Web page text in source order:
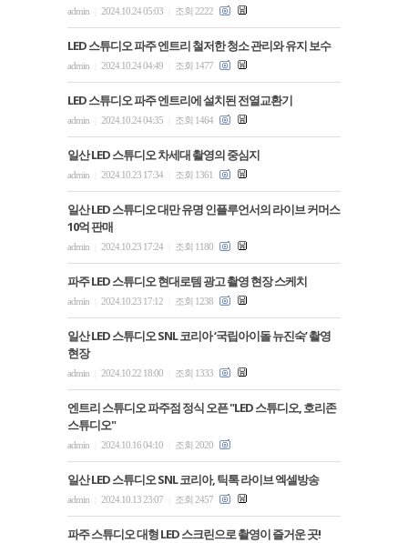
admin 2024.10.24 05:03 조회 2222
LED 스튜디오 파주 엔트리 철저한 청소 관리와 유지 보수
admin 2024.10.24 04:49 조회 1477
LED 스튜디오 파주 엔트리에 설치된 전열교환기
admin 2024.10.24 04:35 조회 1464
일산 LED 스튜디오 차세대 촬영의 중심지
admin 2024.10.23 17:34 조회 1361
일산 LED 스튜디오 대만 유명 인플루언서의 라이브 커머스
10억 판매
admin 2024.10.23 17:24 조회 1180
파주 LED 스튜디오 현대로템 광고 촬영 현장 스케치
admin 2024.10.23 17:12 조회 1238
일산 LED 스튜디오 SNL 코리아 ‘국립아이돌 뉴진숙’ 촬영
현장
admin 2024.10.22 18:00 조회 1333
엔트리 스튜디오 파주점 정식 오픈 "LED 스튜디오, 호리존
스튜디오"
admin 2024.10.16 04:10 조회 2020
일산 LED 스튜디오 SNL 코리아, 틱톡 라이브 엑셀방송
admin 2024.10.13 23:07 조회 2457
파주 스튜디오 대형 LED 스크린으로 촬영이 즐거운 곳!